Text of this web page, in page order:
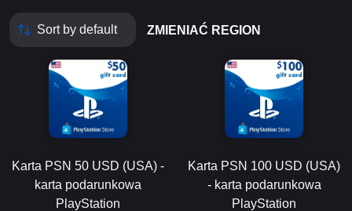
ZMIENIAĆ REGION
Karta PSN 50 USD (USA) -
karta podarunkowa
PlayStation
Karta PSN 100 USD (USA)
- karta podarunkowa
PlayStation